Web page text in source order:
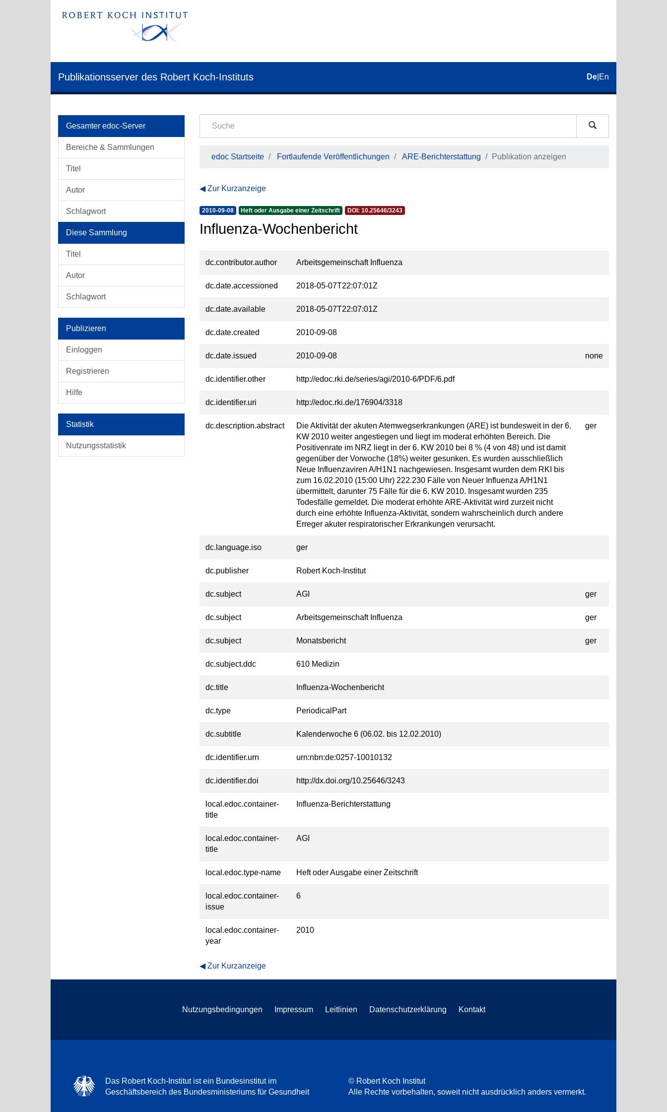
Publikationsserver des Robert Koch-Instituts De En
Gesamter edoc-Server
Bereiche & Sammlungen
Titel
Autor
Schlagwort
Diese Sammlung
Titel
Autor
Schlagwort
Publizieren
Einloggen
Registrieren
Hilfe
Statistik
Nutzungsstatistik
edoc Startseite Fortlaufende Veröffentlichungen ARE-Berichterstattung Publikation anzeigen
Zur Kurzanzeige
2010-09-08 Heft oder Ausgabe einer Zeitschrift DOI: 10.25646/3243
Influenza-Wochenbericht
dc.contributor.author Arbeitsgemeinschaft Influenza
dc.date.accessioned 2018-05-07T22:07:01Z
dc.date.available 2018-05-07T22:07:01Z
dc.date.created 2010-09-08
dc.date.issued 2010-09-08 none
dc.identifier.other http://edoc.rki.de/series/agi/2010-6/PDF/6.pdf
dc.identifier.uri http://edoc.rki.de/176904/3318
dc.description.abstract
Die Aktivität der akuten Atemwegserkrankungen (ARE) ist bundesweit in der 6.
KW 2010 weiter angestiegen und liegt im moderat erhöhten Bereich. Die
Positivenrate im NRZ liegt in der 6. KW 2010 bei 8 % (4 von 48) und ist damit
gegenüber der Vorwoche (18%) weiter gesunken. Es wurden ausschließlich
Neue Influenzaviren A/H1N1 nachgewiesen. Insgesamt wurden dem RKI bis
zum 16.02.2010 (15:00 Uhr) 222.230 Fälle von Neuer Influenza A/H1N1
übermittelt, darunter 75 Fälle für die 6. KW 2010. Insgesamt wurden 235
Todesfälle gemeldet. Die moderat erhöhte ARE-Aktivität wird zurzeit nicht
durch eine erhöhte Influenza-Aktivität, sondern wahrscheinlich durch andere
Erreger akuter respiratorischer Erkrankungen verursacht.
ger
dc.language.iso ger
dc.publisher Robert Koch-Institut
dc.subject AGI ger
dc.subject Arbeitsgemeinschaft Influenza ger
dc.subject Monatsbericht ger
dc.subject.ddc 610 Medizin
dc.title Influenza-Wochenbericht
dc.type PeriodicalPart
dc.subtitle Kalenderwoche 6 (06.02. bis 12.02.2010)
dc.identifier.urn urn:nbn:de:0257-10010132
dc.identifier.doi http://dx.doi.org/10.25646/3243
local.edoc.container-
title
Influenza-Berichterstattung
local.edoc.container-
title
AGI
local.edoc.type-name Heft oder Ausgabe einer Zeitschrift
local.edoc.container-
issue
6
local.edoc.container-
year
2010
Zur Kurzanzeige
Nutzungsbedingungen Impressum Leitlinien Datenschutzerklärung Kontakt
Das Robert Koch-Institut ist ein Bundesinstitut im
Geschäftsbereich des Bundesministeriums für Gesundheit
© Robert Koch Institut
Alle Rechte vorbehalten, soweit nicht ausdrücklich anders vermerkt.